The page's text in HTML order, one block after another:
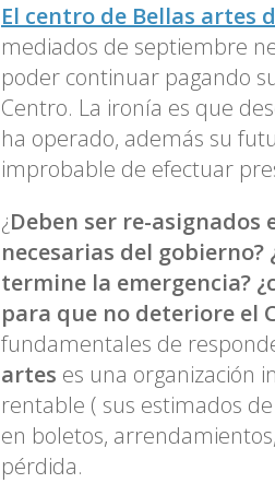
El centro de Bellas artes
mediados de septiembre
poder continuar pagando
Centro. La ironía es que
ha operado, además su
improbable de efectuar
¿Deben ser re-asignados
necesarias del
termine la emergencia?
para que no deteriore el
fundamentales de
artes es una organización
rentable ( sus estimados
en boletos,
pérdida.